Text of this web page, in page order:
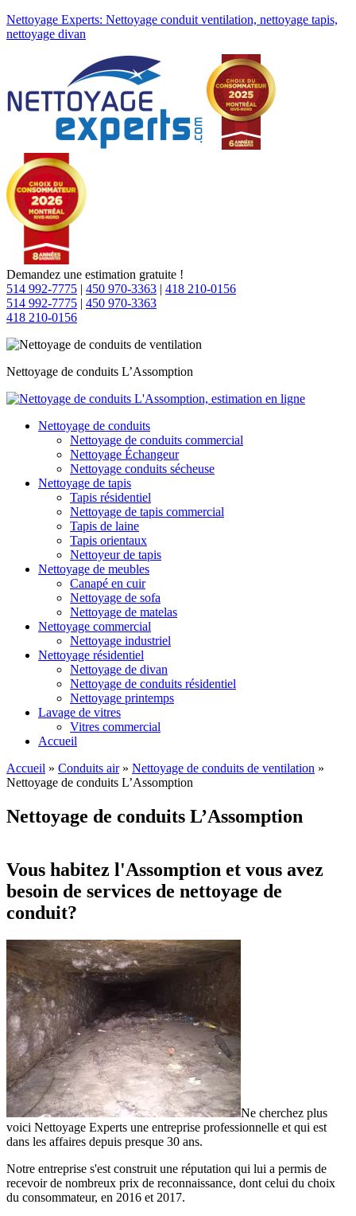
Nettoyage Experts: Nettoyage conduit ventilation, nettoyage tapis,
nettoyage divan
Demandez une estimation gratuite !
514 992-7775 | 450 970-3363 | 418 210-0156
514 992-7775 | 450 970-3363
418 210-0156
Nettoyage de conduits L’Assomption
Nettoyage de conduits
Nettoyage de conduits commercial
Nettoyage Échangeur
Nettoyage conduits sécheuse
Nettoyage de tapis
Tapis résidentiel
Nettoyage de tapis commercial
Tapis de laine
Tapis orientaux
Nettoyeur de tapis
Nettoyage de meubles
Canapé en cuir
Nettoyage de sofa
Nettoyage de matelas
Nettoyage commercial
Nettoyage industriel
Nettoyage résidentiel
Nettoyage de divan
Nettoyage de conduits résidentiel
Nettoyage printemps
Lavage de vitres
Vitres commercial
Accueil
Accueil » Conduits air» Nettoyage de conduits de ventilation »
Nettoyage de conduits L’Assomption
Nettoyage de conduits L’Assomption
Vous habitez l'Assomption et vous avez
besoin de services de nettoyage de
conduit?
Ne cherchez plus
voici Nettoyage Experts une entreprise professionnelle et qui est
dans les affaires depuis presque 30 ans.
Notre entreprise s'est construit une réputation qui lui a permis de
recevoir de nombreux prix de reconnaissance, dont celui du choix
du consommateur, en 2016 et 2017.